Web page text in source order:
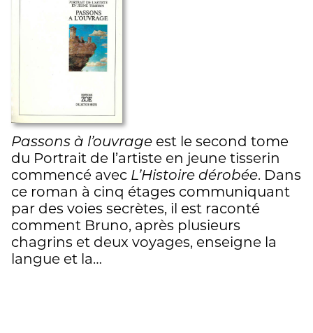
Passons à l’ouvrage est le second tome
du Portrait de l’artiste en jeune tisserin
commencé avec L’Histoire dérobée. Dans
ce roman à cinq étages communiquant
par des voies secrètes, il est raconté
comment Bruno, après plusieurs
chagrins et deux voyages, enseigne la
langue et la…